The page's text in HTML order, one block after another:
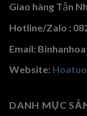
Giao hàng Tận
Hotline/Zalo :
Email:
Website:
DANH MỤC